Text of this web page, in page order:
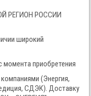
РЕГИОН РОССИИ
широкий
момента приобретения
(Энергия,
СДЭК). Доставку